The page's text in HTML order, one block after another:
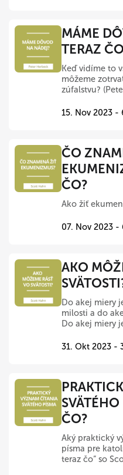
MÁME
TERAZ
Keď vidíme to
môžeme
zúfalstvu?
15. Nov 2023 -
ČO
ČO?
Ako žiť
07. Nov 2023 -
AKO
Do akej miery
milosti a do
Do akej miery
31. Okt 2023 -
ČO?
Aký praktický
písma pre
teraz čo“ so